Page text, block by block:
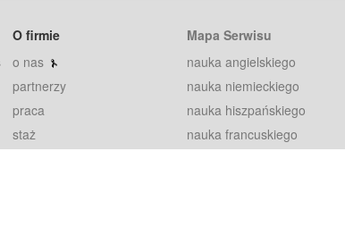
O firmie
o nas
partnerzy
praca
staż
Mapa Serwisu
nauka angielskiego
nauka niemieckiego
nauka hiszpańskiego
nauka francuskiego